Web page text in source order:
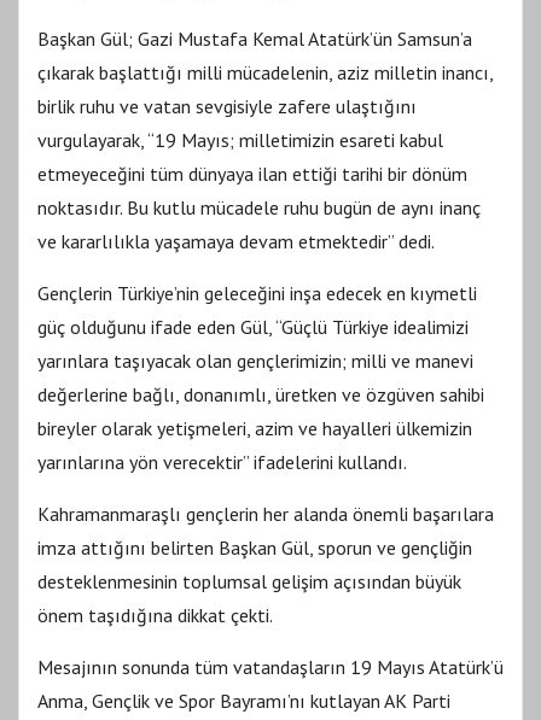
Başkan Gül; Gazi Mustafa Kemal Atatürk’ün Samsun’a
çıkarak başlattığı milli mücadelenin, aziz milletin inancı,
birlik ruhu ve vatan sevgisiyle zafere ulaştığını
vurgulayarak, “19 Mayıs; milletimizin esareti kabul
etmeyeceğini tüm dünyaya ilan ettiği tarihi bir dönüm
noktasıdır. Bu kutlu mücadele ruhu bugün de aynı inanç
ve kararlılıkla yaşamaya devam etmektedir” dedi.
Gençlerin Türkiye’nin geleceğini inşa edecek en kıymetli
güç olduğunu ifade eden Gül, “Güçlü Türkiye idealimizi
yarınlara taşıyacak olan gençlerimizin; milli ve manevi
değerlerine bağlı, donanımlı, üretken ve özgüven sahibi
bireyler olarak yetişmeleri, azim ve hayalleri ülkemizin
yarınlarına yön verecektir” ifadelerini kullandı.
Kahramanmaraşlı gençlerin her alanda önemli başarılara
imza attığını belirten Başkan Gül, sporun ve gençliğin
desteklenmesinin toplumsal gelişim açısından büyük
önem taşıdığına dikkat çekti.
Mesajının sonunda tüm vatandaşların 19 Mayıs Atatürk’ü
Anma, Gençlik ve Spor Bayramı’nı kutlayan AK Parti